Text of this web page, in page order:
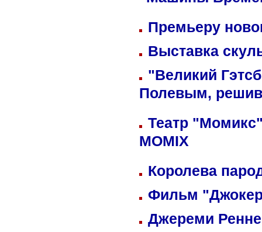
Премьеру
Выставка
"Великий
Полевым,
Театр
MOMIX
Королева
Фильм
Джереми